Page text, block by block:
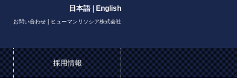
お問い合わせ | ヒューマンリソシア株式会社
日本語 English
採用情報